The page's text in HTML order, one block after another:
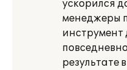
ускорился
менеджеры
инструмент
результате